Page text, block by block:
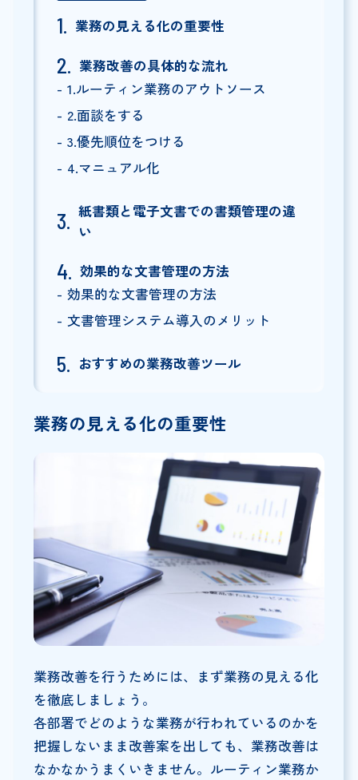
業務の見える化の重要性
業務改善の具体的な流れ
1.ルーティン業務のアウトソース
2.面談をする
3.優先順位をつける
4.マニュアル化
紙書類と電子文書での書類管理の違
い
効果的な文書管理の方法
効果的な文書管理の方法
文書管理システム導入のメリット
おすすめの業務改善ツール
業務の見える化の重要性
業務改善を行うためには、まず業務の見える化
を徹底しましょう。
各部署でどのような業務が行われているのかを
把握しないまま改善案を出しても、業務改善は
なかなかうまくいきません。ルーティン業務か